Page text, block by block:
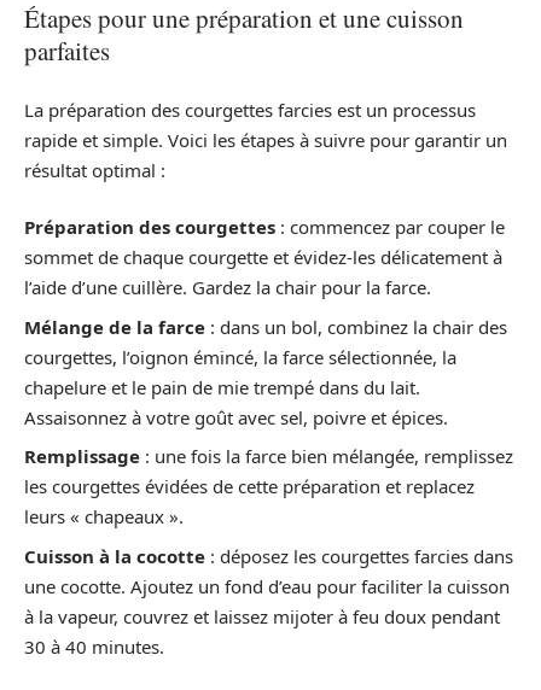
Étapes pour une préparation et une cuisson
parfaites
La préparation des courgettes farcies est un processus
rapide et simple. Voici les étapes à suivre pour garantir un
résultat optimal :
Préparation des courgettes : commencez par couper le
sommet de chaque courgette et évidez-les délicatement à
l’aide d’une cuillère. Gardez la chair pour la farce.
Mélange de la farce : dans un bol, combinez la chair des
courgettes, l’oignon émincé, la farce sélectionnée, la
chapelure et le pain de mie trempé dans du lait.
Assaisonnez à votre goût avec sel, poivre et épices.
Remplissage : une fois la farce bien mélangée, remplissez
les courgettes évidées de cette préparation et replacez
leurs « chapeaux ».
Cuisson à la cocotte : déposez les courgettes farcies dans
une cocotte. Ajoutez un fond d’eau pour faciliter la cuisson
à la vapeur, couvrez et laissez mijoter à feu doux pendant
30 à 40 minutes.